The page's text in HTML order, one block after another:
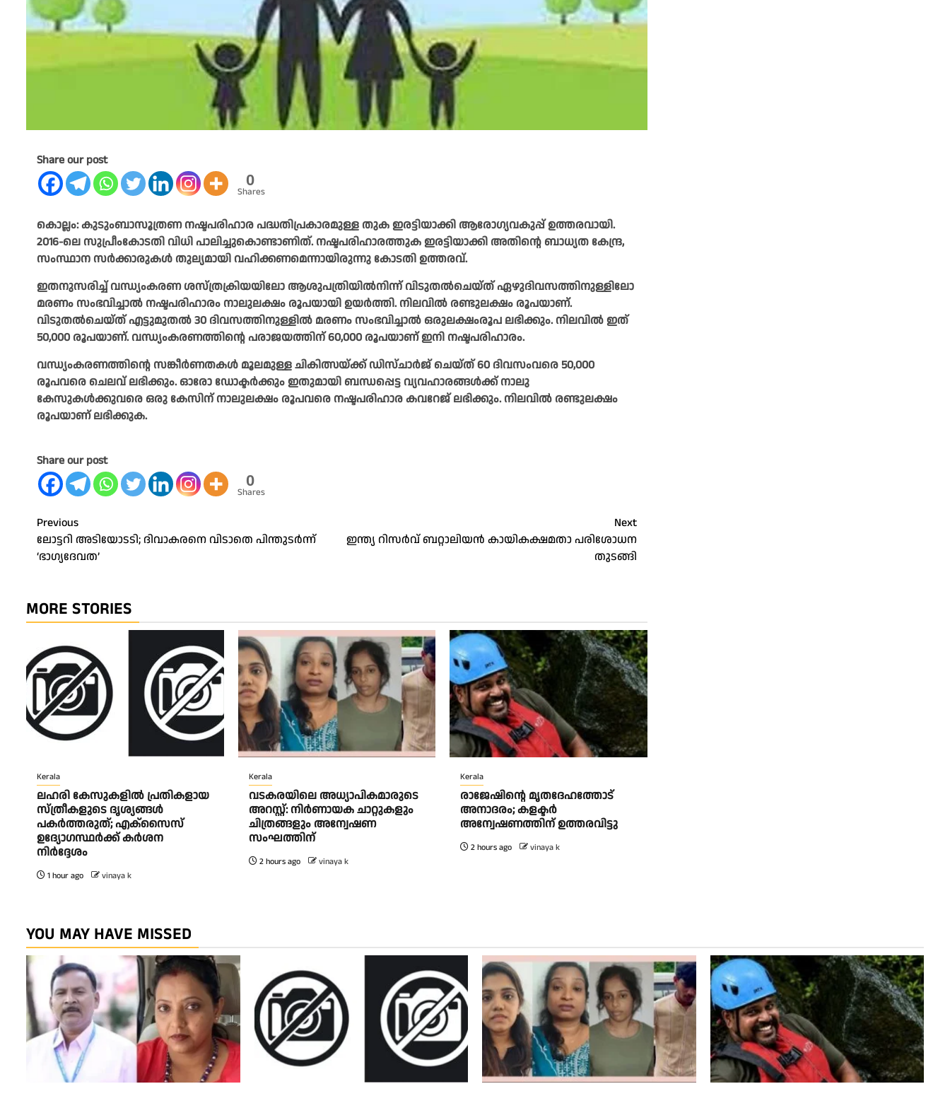
Share our post
0
Shares
കൊല്ലം: കുടുംബാസൂത്രണ നഷ്ടപരിഹാര പദ്ധതിപ്രകാരമുള്ള തുക ഇരട്ടിയാക്കി ആരോഗ്യവകുപ്പ് ഉത്തരവായി.
2016-ലെ സുപ്രീംകോടതി വിധി പാലിച്ചുകൊണ്ടാണിത്. നഷ്ടപരിഹാരത്തുക ഇരട്ടിയാക്കി അതിന്റെ ബാധ്യത കേന്ദ്ര,
സംസ്ഥാന സർക്കാരുകൾ തുല്യമായി വഹിക്കണമെന്നായിരുന്നു കോടതി ഉത്തരവ്.
ഇതനുസരിച്ച് വന്ധ്യംകരണ ശസ്ത്രക്രിയയിലോ ആശുപത്രിയിൽനിന്ന് വിടുതൽചെയ്ത് ഏഴുദിവസത്തിനുള്ളിലോ
മരണം സംഭവിച്ചാൽ നഷ്ടപരിഹാരം നാലുലക്ഷം രൂപയായി ഉയർത്തി. നിലവിൽ രണ്ടുലക്ഷം രൂപയാണ്.
വിടുതൽചെയ്ത് എട്ടുമുതൽ 30 ദിവസത്തിനുള്ളിൽ മരണം സംഭവിച്ചാൽ ഒരുലക്ഷംരൂപ ലഭിക്കും. നിലവിൽ ഇത്
50,000 രൂപയാണ്. വന്ധ്യംകരണത്തിന്റെ പരാജയത്തിന് 60,000 രൂപയാണ് ഇനി നഷ്ടപരിഹാരം.
വന്ധ്യംകരണത്തിന്റെ സങ്കീർണതകൾ മൂലമുള്ള ചികിത്സയ്ക്ക് ഡിസ്ചാർജ് ചെയ്ത് 60 ദിവസംവരെ 50,000
രൂപവരെ ചെലവ് ലഭിക്കും. ഓരോ ഡോക്ടർക്കും ഇതുമായി ബന്ധപ്പെട്ട വ്യവഹാരങ്ങൾക്ക് നാലു
കേസുകൾക്കുവരെ ഒരു കേസിന് നാലുലക്ഷം രൂപവരെ നഷ്ടപരിഹാര കവറേജ് ലഭിക്കും. നിലവിൽ രണ്ടുലക്ഷം
രൂപയാണ് ലഭിക്കുക.
Share our post
0
Shares
Post
navigation
Previous
ലോട്ടറി അടിയോടടി; ദിവാകരനെ വിടാതെ പിന്തുടർന്ന്
‘ഭാഗ്യദേവത’
Next
ഇന്ത്യ റിസർവ് ബറ്റാലിയൻ കായികക്ഷമതാ പരിശോധന
തുടങ്ങി
MORE STORIES
Kerala
ലഹരി കേസുകളിൽ പ്രതികളായ
സ്ത്രീകളുടെ ദൃശ്യങ്ങൾ
പകർത്തരുത്; എക്‌സൈസ്
ഉദ്യോഗസ്ഥർക്ക് കർശന
നിർദ്ദേശം
1 hour ago vinaya k
Kerala
വടകരയിലെ അധ്യാപികമാരുടെ
അറസ്റ്റ്: നിർണായക ചാറ്റുകളും
ചിത്രങ്ങളും അന്വേഷണ
സംഘത്തിന്
2 hours ago vinaya k
Kerala
രാജേഷിന്റെ മൃതദേഹത്തോട്
അനാദരം; കളക്ടർ
അന്വേഷണത്തിന് ഉത്തരവിട്ടു
2 hours ago vinaya k
YOU MAY HAVE MISSED